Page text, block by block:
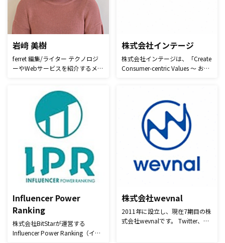
岩﨑 美樹
ferret 編集/ライター テクノロジ
ーやWebサービスを紹介するメデ
ベントレポート、インタビュー記
事を中心に執筆しています。
株式会社インテージ
株式会社インテージは、「Create
Consumer-centric Values ～ お客
す。様々な業界のお客様企業のマ
ーケティングに寄り添うパートナ
ーとして、ともに生活者の幸せに
貢献することを目指します。生活
者の暮らしや想いを理解するため
が保有するデータをアクティベー
ション（活用価値を拡張）するこ
す。
Influencer Power
Ranking
株式会社BitStarが運営する
Influencer Power Ranking（イン
株式会社wevnal
2011年に設立し、現在7期目の株
式会社wevnalです。 Twitter、